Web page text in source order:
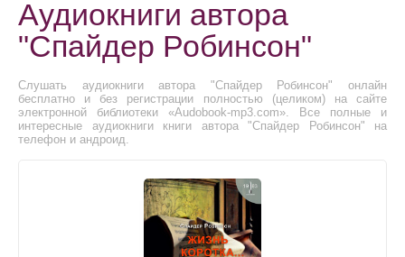
Аудиокниги автора
"Спайдер Робинсон"
Слушать аудиокниги автора "Спайдер Робинсон" онлайн
бесплатно и без регистрации полностью (целиком) на сайте
электронной библиотеки «Audobook-mp3.com». Все полные и
интересные аудиокниги книги автора "Спайдер Робинсон" на
телефон и андроид.